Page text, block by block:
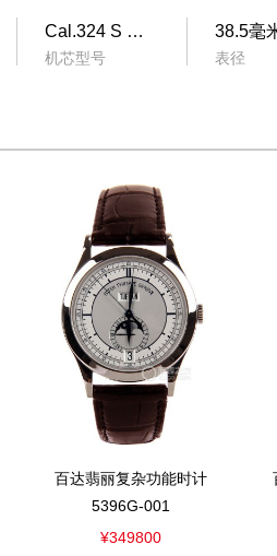
Cal.324 S QA LU 24 H
机芯型号
38.5毫
表径
百达翡丽复杂功能时计
5396G-001
¥349800